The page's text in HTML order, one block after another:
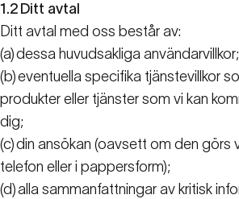
1.2 Ditt avtal
Ditt avtal med oss består av:
(a)dessa huvudsakliga användarvillkor;
(b)eventuella specifika tjänstevillkor
produkter eller tjänster som vi kan
dig;
(c)din ansökan (oavsett om den görs
telefon eller i pappersform);
(d)alla sammanfattningar av kritisk